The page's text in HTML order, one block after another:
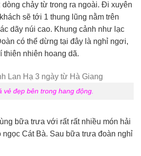
dòng chảy từ trong ra ngoài. Đi xuyên
sẽ tới 1 thung lũng nằm trên
dãy núi cao. Khung cảnh như lạc
có thể dừng tại đây là nghỉ ngơi,
nhiên hoang dã.
vẻ đẹp bên trong hang động.
bữa trưa với rất rất nhiều món hải
ngọc Cát Bà. Sau bữa trưa đoàn nghỉ